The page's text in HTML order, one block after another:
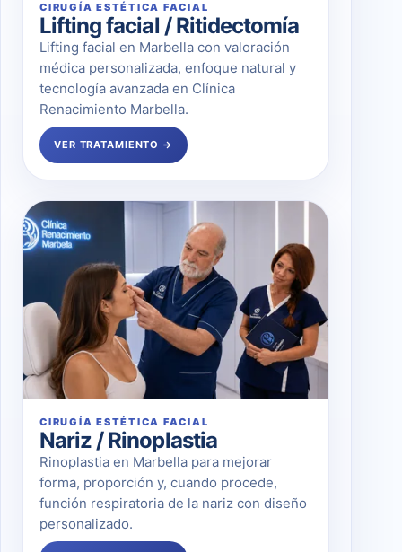
CIRUGÍA ESTÉTICA FACIAL
Lifting facial / Ritidectomía
Lifting facial en Marbella con valoración
médica personalizada, enfoque natural y
tecnología avanzada en Clínica
Renacimiento Marbella.
VER TRATAMIENTO →
CIRUGÍA ESTÉTICA FACIAL
Nariz / Rinoplastia
Rinoplastia en Marbella para mejorar
forma, proporción y, cuando procede,
función respiratoria de la nariz con diseño
personalizado.